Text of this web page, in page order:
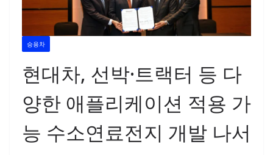
승용차
현대차, 선박·트랙터 등 다
양한 애플리케이션 적용 가
능 수소연료전지 개발 나서